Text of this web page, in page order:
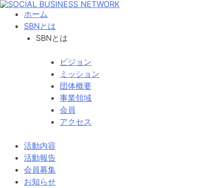
ホーム
SBNとは
SBNとは
ビジョン
ミッション
団体概要
事業領域
会員
アクセス
活動内容
活動報告
会員募集
お知らせ